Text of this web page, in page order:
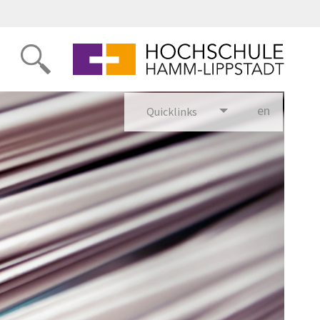
Quicklinks en glish